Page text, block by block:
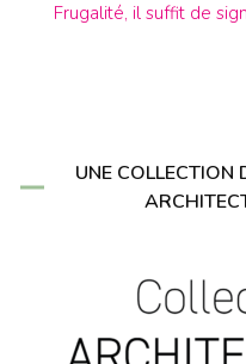
Frugalité, il suffit de
UNE COLLECTION